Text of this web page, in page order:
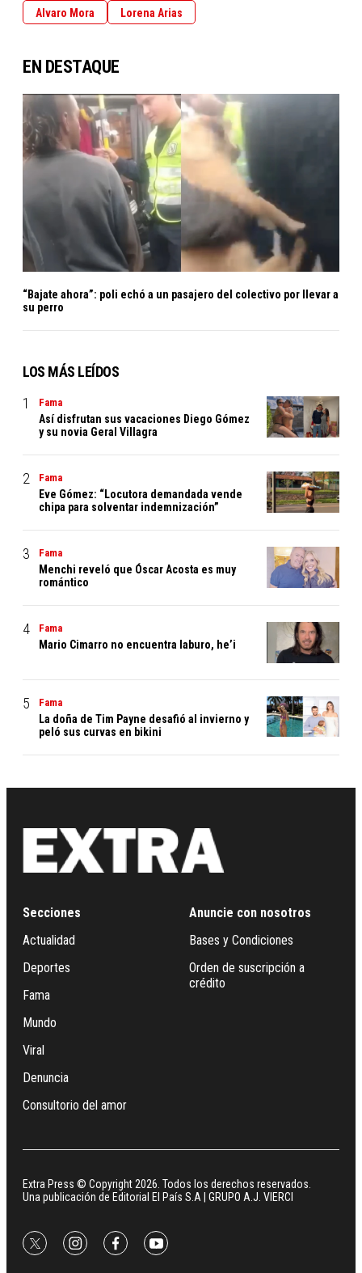
Alvaro Mora Lorena Arias
EN DESTAQUE
“Bajate ahora”: poli echó a un pasajero del colectivo por llevar a
su perro
LOS MÁS LEÍDOS
Fama
Así disfrutan sus vacaciones Diego Gómez
y su novia Geral Villagra
Fama
Eve Gómez: “Locutora demandada vende
chipa para solventar indemnización”
Fama
Menchi reveló que Óscar Acosta es muy
romántico
Fama
Mario Cimarro no encuentra laburo, he’i
Fama
La doña de Tim Payne desafió al invierno y
peló sus curvas en bikini
Secciones
Actualidad
Deportes
Fama
Mundo
Viral
Denuncia
Consultorio del amor
Anuncie con nosotros
Bases y Condiciones
Orden de suscripción a
crédito
Extra Press © Copyright 2026. Todos los derechos reservados.
Una publicación de Editorial El País S.A | GRUPO A.J. VIERCI
twitterinstagramfacebookyoutube